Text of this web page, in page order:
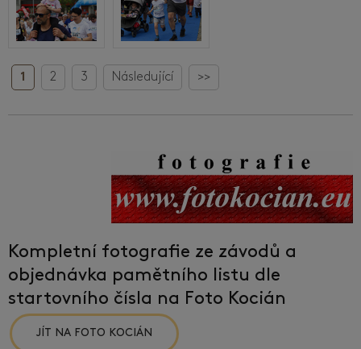
1 2 3 Následující >>
Kompletní fotografie ze závodů a
objednávka pamětního listu dle
startovního čísla na Foto Kocián
JÍT NA FOTO KOCIÁN